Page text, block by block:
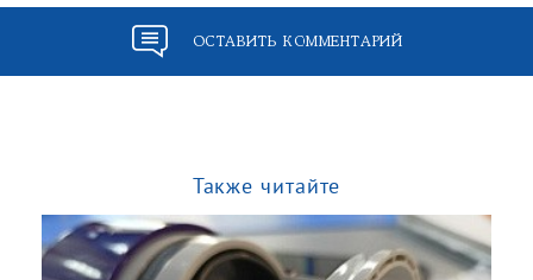
ОСТАВИТЬ КОММЕНТАРИЙ
Также читайте